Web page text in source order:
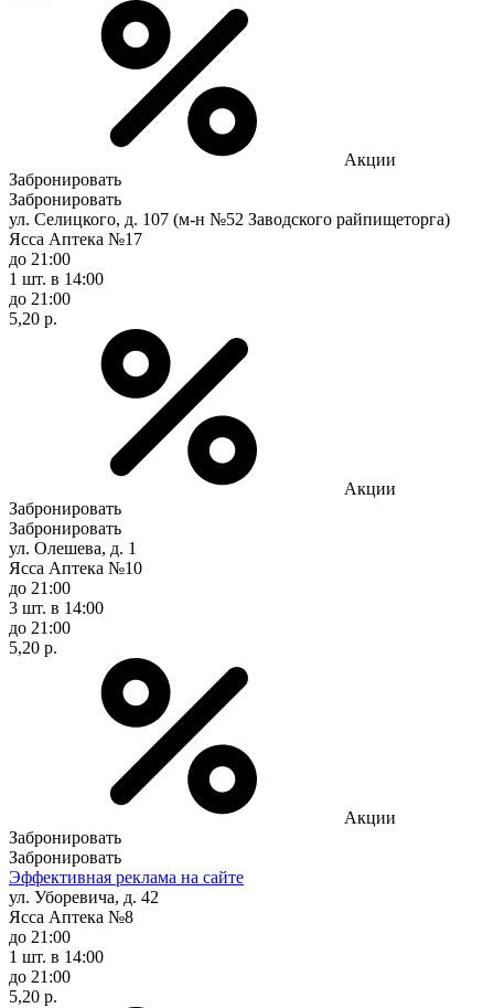
Акции
Забронировать
Забронировать
ул. Селицкого, д. 107 (м-н №52 Заводского райпищеторга)
Ясса Аптека №17
до 21:00
1 шт. в 14:00
до 21:00
5,20 р.
Акции
Забронировать
Забронировать
ул. Олешева, д. 1
Ясса Аптека №10
до 21:00
3 шт. в 14:00
до 21:00
5,20 р.
Акции
Забронировать
Забронировать
Эффективная реклама на сайте
ул. Уборевича, д. 42
Ясса Аптека №8
до 21:00
1 шт. в 14:00
до 21:00
5,20 р.